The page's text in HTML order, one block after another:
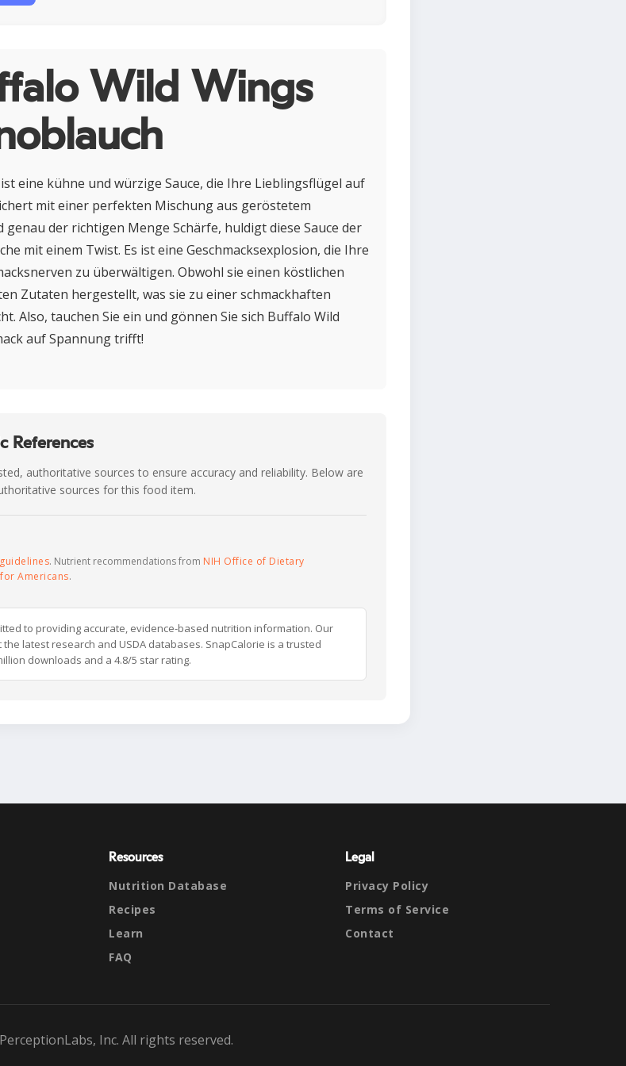
Wild Wings
eine kühne und würzige Sauce, die Ihre Lieblingsflügel auf
mit einer perfekten Mischung aus geröstetem
genau der richtigen Menge Schärfe, huldigt diese Sauce der
mit einem Twist. Es ist eine Geschmacksexplosion, die Ihre
zu überwältigen. Obwohl sie einen köstlichen
Zutaten hergestellt, was sie zu einer schmackhaften
Also, tauchen Sie ein und gönnen Sie sich Buffalo Wild
auf Spannung trifft!
References
authoritative sources to ensure accuracy and reliability. Below are
sources for this food item.
. Nutrient recommendations from NIH Office of Dietary
Americans.
to providing accurate, evidence-based nutrition information. Our
latest research and USDA databases. SnapCalorie is a trusted
downloads and a 4.8/5 star rating.
Resources
Nutrition Database
Recipes
Learn
FAQ
Legal
Privacy Policy
Terms of Service
Contact
Inc. All rights reserved.